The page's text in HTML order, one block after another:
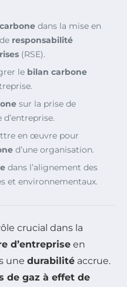
dans la mise en
responsabilité
(RSE).
le bilan carbone
sur la prise de
en œuvre pour
d’une organisation.
dans l’alignement des
et environnementaux.
crucial dans la
d’entreprise en
une durabilité accrue.
de gaz à effet de